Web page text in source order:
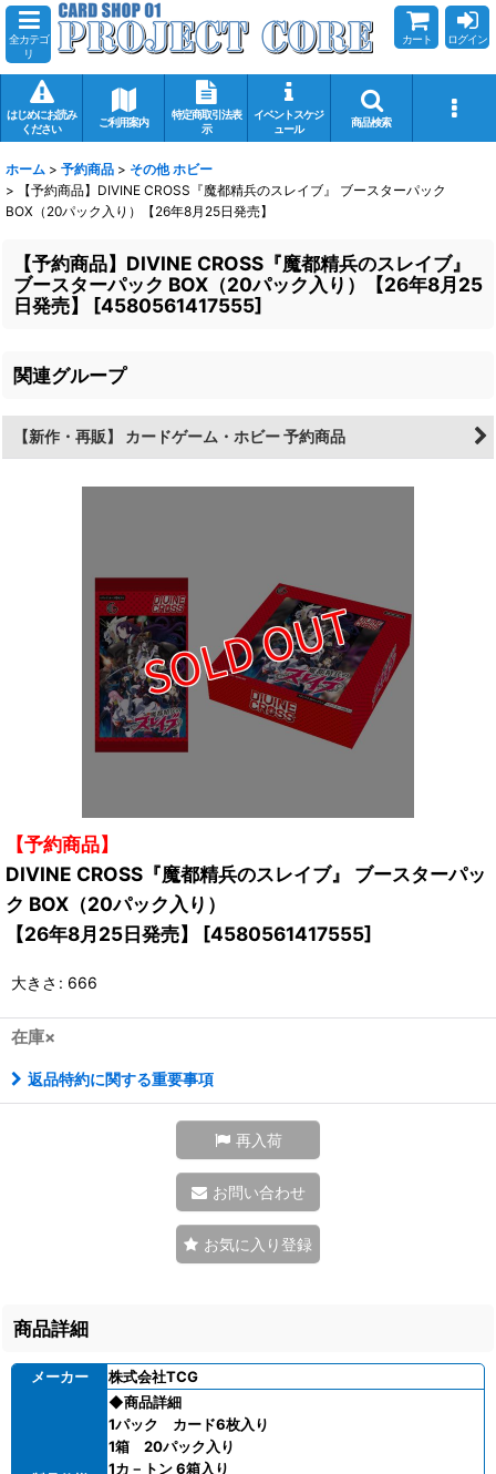
全カテゴ
リ
カート ログイン
はじめにお読み
ください
ご利用案内
特定商取引法表
示
イベントスケジ
ュール
商品検索
ホーム > 予約商品 > その他 ホビー
>
【予約商品】DIVINE CROSS『魔都精兵のスレイブ』 ブースターパック
BOX（20パック入り）【26年8月25日発売】
【予約商品】DIVINE CROSS『魔都精兵のスレイブ』
ブースターパック BOX（20パック入り）【26年8月25
日発売】
[4580561417555]
関連グループ
【新作・再販】 カードゲーム・ホビー 予約商品
【予約商品】
DIVINE CROSS『魔都精兵のスレイブ』 ブースターパッ
ク BOX（20パック入り）
【26年8月25日発売】
[4580561417555]
大きさ : 666
在庫×
返品特約に関する重要事項
再入荷
お問い合わせ
お気に入り登録
商品詳細
メーカー 株式会社TCG
◆商品詳細
1パック カード6枚入り
1箱 20パック入り
1カ－トン 6箱入り